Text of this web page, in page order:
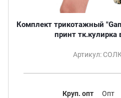
Комплект трикотажный
принт тк.кулирка
Артикул:
Круп. опт Опт